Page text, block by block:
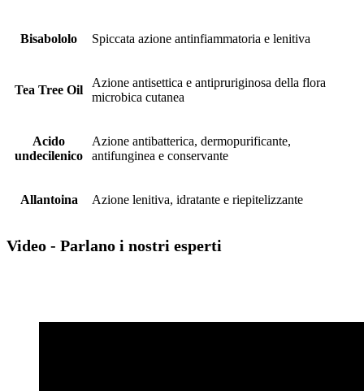
Bisabololo Spiccata azione antinfiammatoria e lenitiva
Tea Tree Oil
Azione antisettica e antipruriginosa della flora
microbica cutanea
Acido
undecilenico
Azione antibatterica, dermopurificante,
antifunginea e conservante
Allantoina Azione lenitiva, idratante e riepitelizzante
Video - Parlano i nostri esperti